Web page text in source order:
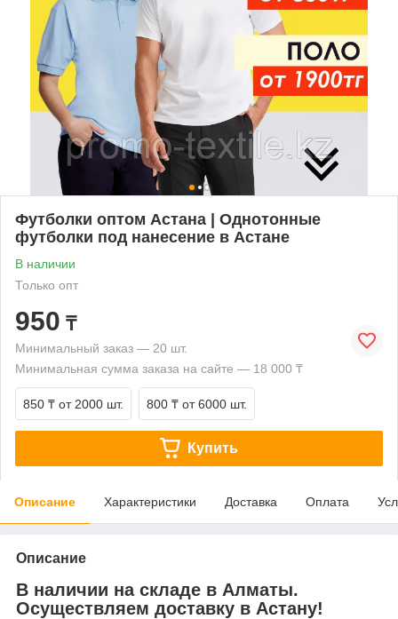
Футболки оптом Астана | Однотонные
футболки под нанесение в Астане
В наличии
Только опт
950 ₸
Минимальный заказ — 20 шт.
Минимальная сумма заказа на сайте — 18 000 ₸
850 ₸ от 2000 шт. 800 ₸ от 6000 шт.
Купить
Описание Характеристики Доставка Оплата
Описание
В наличии на складе в Алматы.
Осуществляем доставку в Астану!